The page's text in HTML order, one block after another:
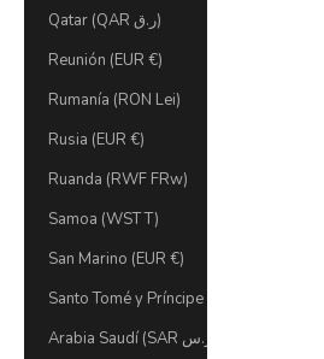
Qatar (QAR ر.ق)
Reunión (EUR €)
Rumanía (RON Lei)
Rusia (EUR €)
Ruanda (RWF FRw)
Samoa (WST T)
San Marino (EUR €)
Santo Tomé y Príncipe (STD Db)